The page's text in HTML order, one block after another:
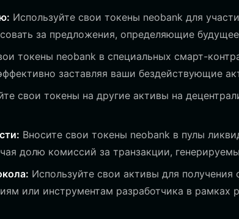
Используйте свои токены neobank для
за предложения, определяющие
токены neobank в специальных смарт-
заставляя ваши бездействующие
свои токены на другие активы на
Вносите свои токены neobank в пулы
долю комиссий за транзакции,
Используйте свои активы для получения
или инструментам разработчика в рамках